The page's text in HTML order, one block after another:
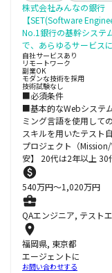
株式会社みんなの銀行
【SET(Software
No.1銀行の基幹システ
で、あらゆるサービス
自社サービスあり
リモートワーク
副業OK
モダンな技術を採用
技術試験なし
■必須条件
■基本的なWebシステ
ミング言語を使用して
スキルを用いたテスト
プロジェクト（
安】 20代は2年以上 30
540万円〜1,020万円
QAエンジニア, テスト
福岡県, 東京都
エージェントに
お問い合わせする